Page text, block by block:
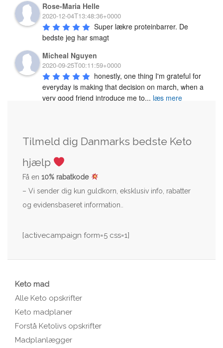
Rose-Maria Helle
2020-12-04T13:48:36+0000
Super lækre proteinbarrer. De
bedste jeg har smagt
Micheal Nguyen
2020-09-25T00:11:59+0000
honestly, one thing I'm grateful for
everyday is making that decision on march, when a
very good friend introduce me to... læs mere
Tilmeld dig Danmarks bedste Keto
hjælp
Få en 10% rabatkode
– Vi sender dig kun guldkorn, eksklusiv info, rabatter
og evidensbaseret information..
[activecampaign form=5 css=1]
Keto mad
Alle Keto opskrifter
Keto madplaner
Forstå Ketolivs opskrifter
Madplanlægger